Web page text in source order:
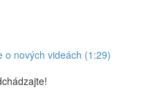
o nových videách (1:29)